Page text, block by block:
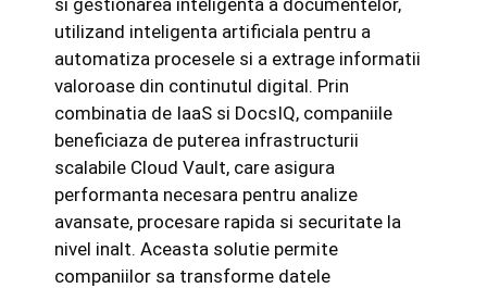
si gestionarea inteligenta a documentelor,
utilizand inteligenta artificiala pentru a
automatiza procesele si a extrage informatii
valoroase din continutul digital. Prin
combinatia de IaaS si DocsIQ, companiile
beneficiaza de puterea infrastructurii
scalabile Cloud Vault, care asigura
performanta necesara pentru analize
avansate, procesare rapida si securitate la
nivel inalt. Aceasta solutie permite
companiilor sa transforme datele